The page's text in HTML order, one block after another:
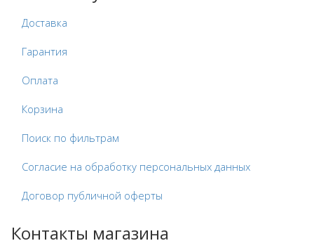
Доставка
Гарантия
Оплата
Корзина
Поиск по фильтрам
Согласие на обработку персональных данных
Договор публичной оферты
Контакты магазина